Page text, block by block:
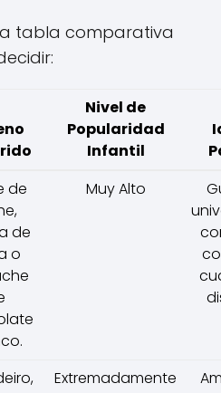
tabla comparativa
Nivel de
Popularidad
Infantil
de
de
o
Muy Alto
Extremadamente